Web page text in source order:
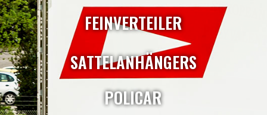
FEINVERTEILER
POLICAR
SATTELANHÄNGERS